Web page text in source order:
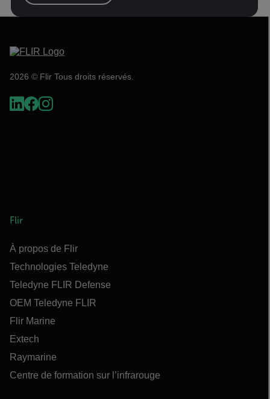
2026 © Flir Tous droits réservés.
Flir
À propos de Flir
Technologies Teledyne
Teledyne FLIR Defense
OEM Teledyne FLIR
Flir Marine
Extech
Raymarine
Centre de formation sur l’infrarouge